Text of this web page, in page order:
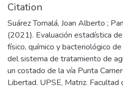
Citation
Suárez Tomalá, Joan Alberto ;
(2021). Evaluación estadística
físico, químico y bacteriológico
del sistema de tratamiento de
un costado de la vía Punta
Libertad. UPSE, Matriz. Facultad